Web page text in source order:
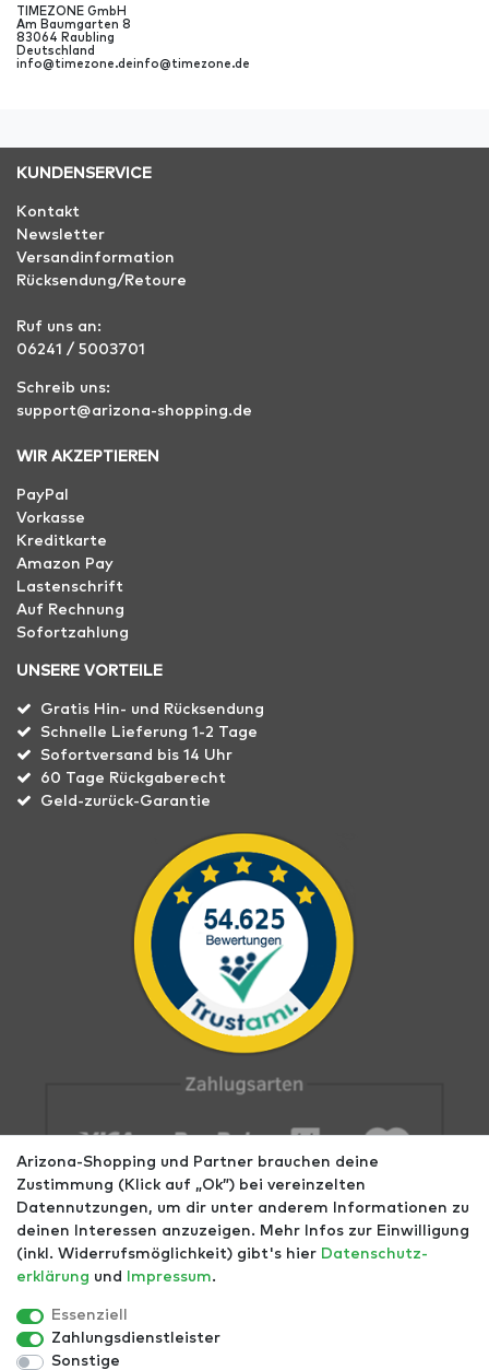
TIMEZONE GmbH
Am Baumgarten 8
83064 Raubling
Deutschland
info@timezone.deinfo@timezone.de
KUNDENSERVICE
Kontakt
Newsletter
Versandinformation
Rücksendung/Retoure
Ruf uns an:
06241 / 5003701
Schreib uns:
support@arizona-shopping.de
WIR AKZEPTIEREN
PayPal
Vorkasse
Kreditkarte
Amazon Pay
Lastenschrift
Auf Rechnung
Sofortzahlung
UNSERE VORTEILE
Gratis Hin- und Rücksendung
Schnelle Lieferung 1-2 Tage
Sofortversand bis 14 Uhr
60 Tage Rückgaberecht
Geld-zurück-Garantie
Impressum AGB Datenschutz
Arizona-Shopping und Partner brauchen deine
Zustimmung (Klick auf „Ok”) bei vereinzelten
Datennutzungen, um dir unter anderem Informationen zu
deinen Interessen anzuzeigen. Mehr Infos zur Einwilligung
(inkl. Widerrufsmöglichkeit) gibt's hier Daten­schutz­
erklärung und Impressum.
Essenziell
Zahlungsdienstleister
Sonstige